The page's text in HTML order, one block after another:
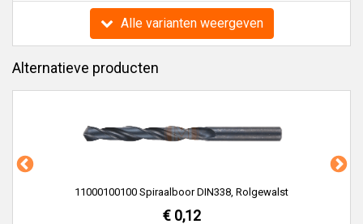
Alle varianten weergeven
Alternatieve producten
11000100100 Spiraalboor DIN338, Rolgewalst